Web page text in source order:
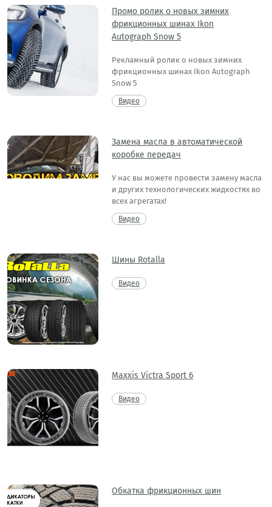
Промо ролик о новых зимних
фрикционных шинах Ikon
Autograph Snow 5
Рекламный ролик о новых зимних
фрикционных шинах Ikon Autograph
Snow 5
Видео
Замена масла в автоматической
коробке передач
У нас вы можете провести замену масла
и других технологических жидкостях во
всех агрегатах!
Видео
Шины Rotalla
Видео
Maxxis Victra Sport 6
Видео
Обкатка фрикционных шин